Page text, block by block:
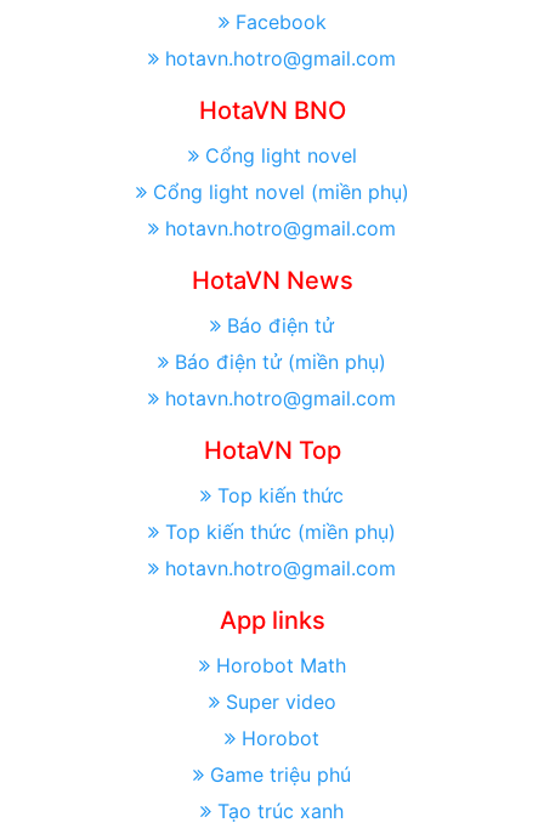
Facebook
hotavn.hotro@gmail.com
HotaVN BNO
Cổng light novel
Cổng light novel (miền phụ)
hotavn.hotro@gmail.com
HotaVN News
Báo điện tử
Báo điện tử (miền phụ)
hotavn.hotro@gmail.com
HotaVN Top
Top kiến thức
Top kiến thức (miền phụ)
hotavn.hotro@gmail.com
App links
Horobot Math
Super video
Horobot
Game triệu phú
Tạo trúc xanh